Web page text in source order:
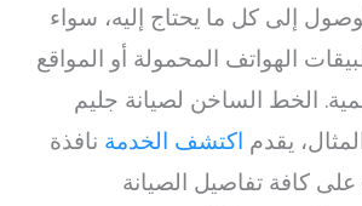
إلى كل ما يحتاج إليه، سواء
الهواتف المحمولة أو المواقع
الخط الساخن لصيانة جليم
يقدم اكتشف الخدمة نافذة
كافة تفاصيل الصيانة